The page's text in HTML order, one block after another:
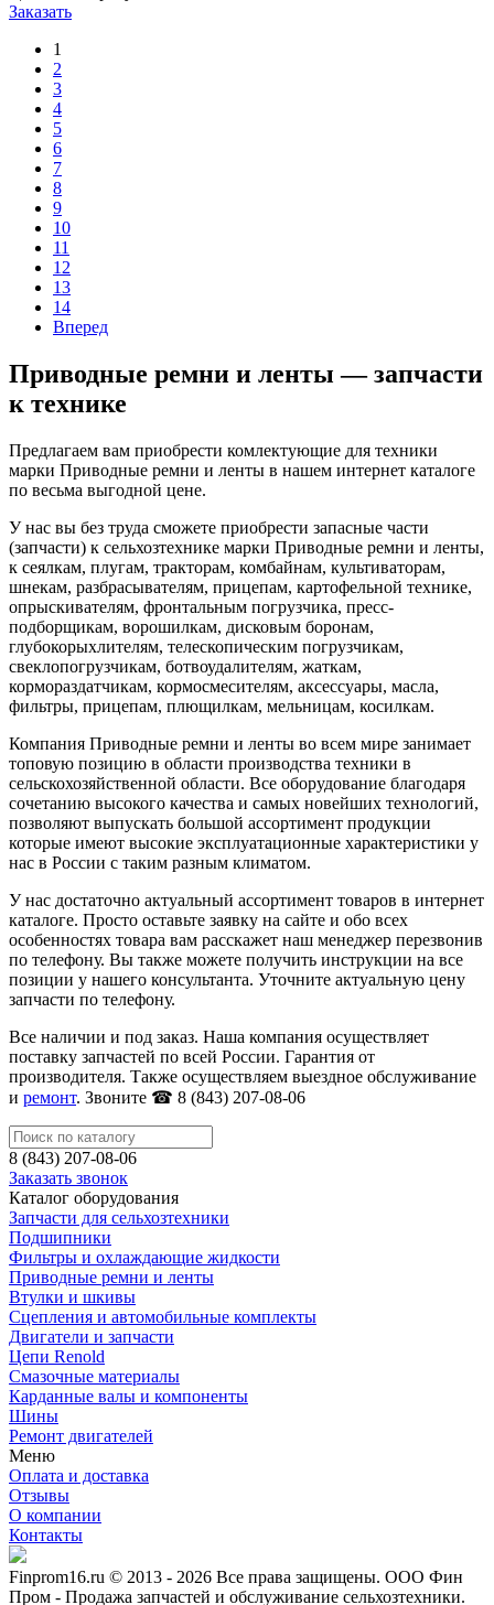
Заказать
1
2
3
4
5
6
7
8
9
10
11
12
13
14
Вперед
Приводные ремни и ленты — запчасти
к технике
Предлагаем вам приобрести комлектующие для техники
марки Приводные ремни и ленты в нашем интернет каталоге
по весьма выгодной цене.
У нас вы без труда сможете приобрести запасные части
(запчасти) к сельхозтехнике марки Приводные ремни и ленты,
к сеялкам, плугам, тракторам, комбайнам, культиваторам,
шнекам, разбрасывателям, прицепам, картофельной технике,
опрыскивателям, фронтальным погрузчика, пресс-
подборщикам, ворошилкам, дисковым боронам,
глубокорыхлителям, телескопическим погрузчикам,
свеклопогрузчикам, ботвоудалителям, жаткам,
кормораздатчикам, кормосмесителям, аксессуары, масла,
фильтры, прицепам, плющилкам, мельницам, косилкам.
Компания Приводные ремни и ленты во всем мире занимает
топовую позицию в области производства техники в
сельскохозяйственной области. Все оборудование благодаря
сочетанию высокого качества и самых новейших технологий,
позволяют выпускать большой ассортимент продукции
которые имеют высокие эксплуатационные характеристики у
нас в России с таким разным климатом.
У нас достаточно актуальный ассортимент товаров в интернет
каталоге. Просто оставьте заявку на сайте и обо всех
особенностях товара вам расскажет наш менеджер перезвонив
по телефону. Вы также можете получить инструкции на все
позиции у нашего консультанта. Уточните актуальную цену
запчасти по телефону.
Все наличии и под заказ. Наша компания осуществляет
поставку запчастей по всей России. Гарантия от
производителя. Также осуществляем выездное обслуживание
и ремонт. Звоните ☎ 8 (843) 207-08-06
8 (843) 207-08-06
Заказать звонок
Каталог оборудования
Запчасти для сельхозтехники
Подшипники
Фильтры и охлаждающие жидкости
Приводные ремни и ленты
Втулки и шкивы
Сцепления и автомобильные комплекты
Двигатели и запчасти
Цепи Renold
Смазочные материалы
Карданные валы и компоненты
Шины
Ремонт двигателей
Меню
Оплата и доставка
Отзывы
О компании
Контакты
Finprom16.ru © 2013 - 2026 Все права защищены. ООО Фин
Пром - Продажа запчастей и обслуживание сельхозтехники.